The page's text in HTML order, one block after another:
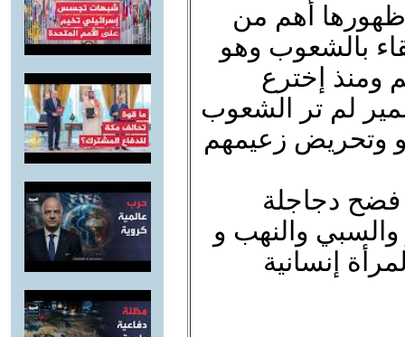
ظهورها أهم من
بالشعوب وهو
ومنذ إخترع
لم تر الشعوب
وتحريض زعيمهم
دجاجلة
والسبي والنهب و
إنسانية